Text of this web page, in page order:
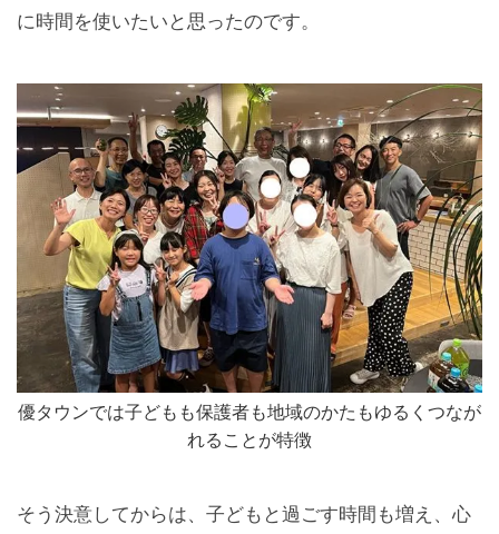
に時間を使いたいと思ったのです。
優タウンでは子どもも保護者も地域のかたもゆるくつなが
れることが特徴
そう決意してからは、子どもと過ごす時間も増え、心